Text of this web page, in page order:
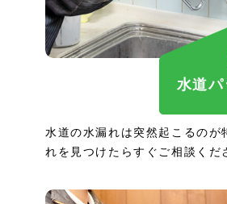
水道
水道の水漏れは突然起こるのが
れを見つけたらすぐご相談くだ